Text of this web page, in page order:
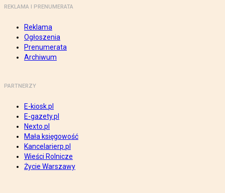
REKLAMA I PRENUMERATA
Reklama
Ogłoszenia
Prenumerata
Archiwum
PARTNERZY
E-kiosk.pl
E-gazety.pl
Nexto.pl
Mała księgowość
Kancelarierp.pl
Wieści Rolnicze
Życie Warszawy